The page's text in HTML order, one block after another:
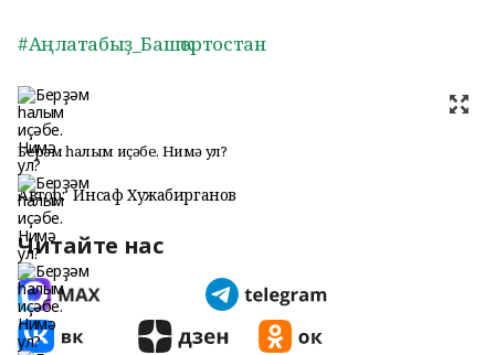
#Аңлатабыҙ_Башҡортостан
Берҙәм һалым иҫәбе. Нимә ул?
Автор: Инсаф Хужабирганов
Читайте нас